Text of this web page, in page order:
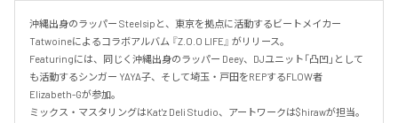
沖縄出身のラッパー Steelsipと、東京を拠点に活動するビートメイカー
Tatwoineによるコラボアルバム 『Z.O.O LIFE』 がリリース。
Featuringには、同じく沖縄出身のラッパー Deey、DJユニット「凸凹」として
も活動するシンガー YAYA子、そして埼玉・戸田をREPするFLOW者
Elizabeth-Gが参加。
ミックス・マスタリングはKat'z Deli Studio、アートワークは$hirawが担当。